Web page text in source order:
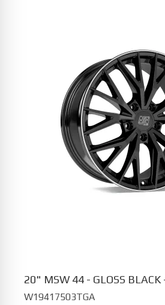
20" MSW 44 - GLOSS
W19417503TGA